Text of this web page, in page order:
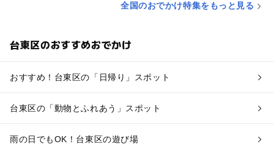
全国のおでかけ特集をもっと見る
台東区のおすすめおでかけ
おすすめ！台東区の「日帰り」スポット
台東区の「動物とふれあう」スポット
雨の日でもOK！台東区の遊び場